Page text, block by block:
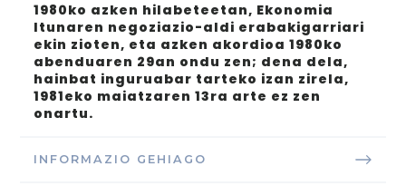
1980ko azken hilabeteetan, Ekonomia
Itunaren negoziazio-aldi erabakigarriari
ekin zioten, eta azken akordioa 1980ko
abenduaren 29an ondu zen; dena dela,
hainbat inguruabar tarteko izan zirela,
1981eko maiatzaren 13ra arte ez zen
onartu.
INFORMAZIO GEHIAGO